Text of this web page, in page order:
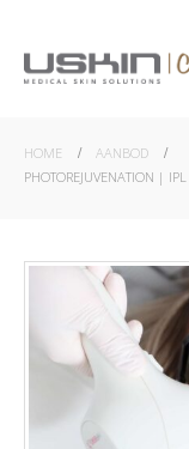
HOME
AANBOD
PHOTOREJUVENATION |